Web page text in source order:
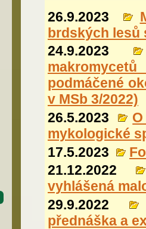
26.9.2023
brdských lesů
24.9.2023
podmáčené
v MSb 3/2022)
26.5.2023
mykologické
17.5.2023
21.12.2022
vyhlášená
29.9.2022
přednáška a